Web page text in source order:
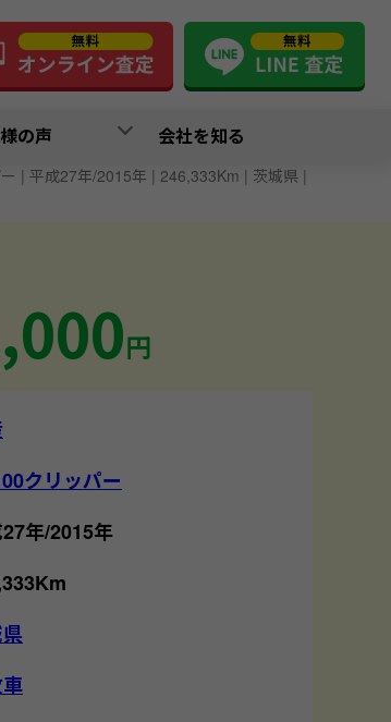
の声 会社を知る
| 平成27年/2015年 | 246,333Km | 茨城県 |
円
クリッパー
年/2015年